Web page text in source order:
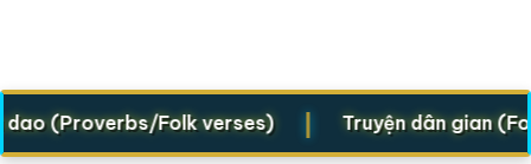
(Proverbs/Folk verses) | Truyện dân gian